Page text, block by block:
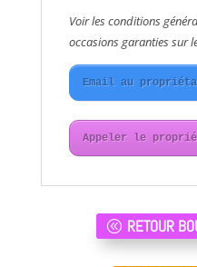
Voir les conditions
occasions garanties sur
Email au
Appeler le
RETOUR